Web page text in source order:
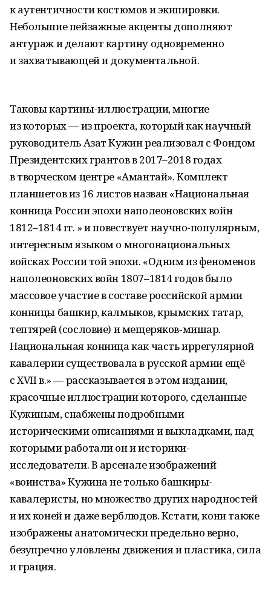
к аутентичности костюмов и экипировки.
Небольшие пейзажные акценты дополняют
антураж и делают картину одновременно
и захватывающей и документальной.
Таковы картины-иллюстрации, многие
из которых — из проекта, который как научный
руководитель Азат Кужин реализовал с Фондом
Президентских грантов в 2017–2018 годах
в творческом центре «Амантай». Комплект
планшетов из 16 листов назван «Национальная
конница России эпохи наполеоновских войн
1812–1814 гг. » и повествует научно-популярным,
интересным языком о многонациональных
войсках России той эпохи. «Одним из феноменов
наполеоновских войн 1807–1814 годов было
массовое участие в составе российской армии
конницы башкир, калмыков, крымских татар,
тептярей (сословие) и мещеряков‑мишар.
Национальная конница как часть иррегулярной
кавалерии существовала в русской армии ещё
с XVII в.» — рассказывается в этом издании,
красочные иллюстрации которого, сделанные
Кужиным, снабжены подробными
историческими описаниями и выкладками, над
которыми работали он и историки-
исследователи. В арсенале изображений
«воинства» Кужина не только башкиры-
кавалеристы, но множество других народностей
и их коней и даже верблюдов. Кстати, кони также
изображены анатомически предельно верно,
безупречно уловлены движения и пластика, сила
и грация.